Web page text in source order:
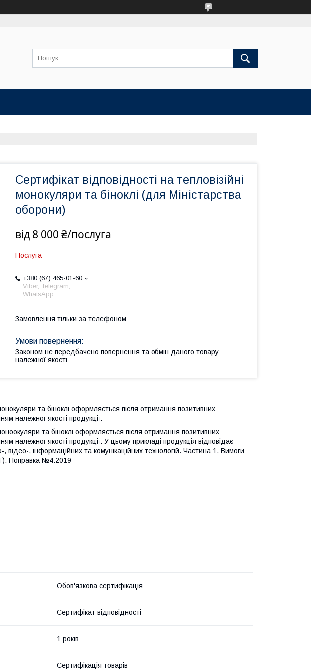
Сертифікат відповідності на тепловізійні
монокуляри та біноклі (для Міністарства
оборони)
від 8 000 ₴/послуга
Послуга
+380 (67) 465-01-60
Viber, Telegram,
WhatsApp
Замовлення тільки за телефоном
Законом не передбачено повернення та обмін даного товару
належної якості
та біноклі оформляється після отримання позитивних
належної якості продукції.
та біноклі оформляється після отримання позитивних
належної якості продукції. У цьому прикладі продукція відповідає
, інформаційних та комунікаційних технологій. Частина 1. Вимоги
Поправка №4:2019
Обов'язкова сертифікація
Сертифікат відповідності
1 років
Сертифікація товарів